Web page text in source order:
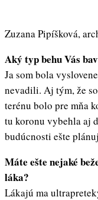
Zuzana Pipíšková,
Aký typ behu Vás
Ja som bola
nevadili. Aj tým, že
terénu bolo pre mňa
tu koronu vybehla aj
budúcnosti ešte
Máte ešte nejaké
láka?
Lákajú ma